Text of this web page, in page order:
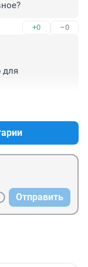
+0 –0
для
Отправить